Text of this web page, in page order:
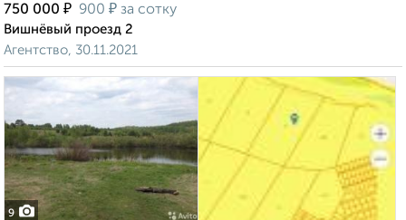
750 000 ₽ 900 ₽ за сотку
Вишнёвый проезд 2
Агентство, 30.11.2021
9